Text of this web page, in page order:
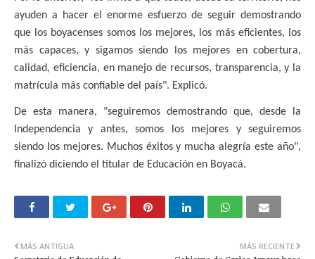
ayuden a hacer el enorme esfuerzo de seguir demostrando
que los boyacenses somos los mejores, los más eficientes, los
más capaces, y sigamos siendo los mejores en cobertura,
calidad, eficiencia, en manejo de recursos, transparencia, y la
matrícula más confiable del país". Explicó.
De esta manera, "seguiremos demostrando que, desde la
Independencia y antes, somos los mejores y seguiremos
siendo los mejores. Muchos éxitos y mucha alegría este año",
finalizó diciendo el titular de Educación en Boyacá.
MÁS RECIENTE
MÁS ANTIGUA